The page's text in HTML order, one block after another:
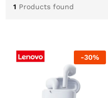
1 Products found
-30%